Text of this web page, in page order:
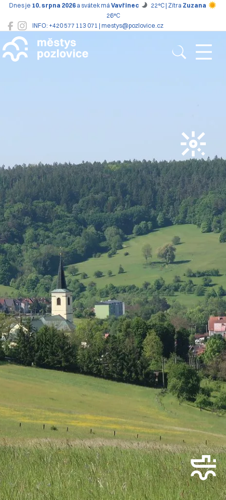
INFO: +420 577 113 071 | mestys@pozlovice.cz
Dnes je 10. srpna 2026a svátek má Vavřinec 22°C | Zítra Zuzana
26°C
Pozlovice